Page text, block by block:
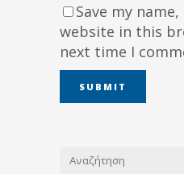
Save my
website in this
next time I